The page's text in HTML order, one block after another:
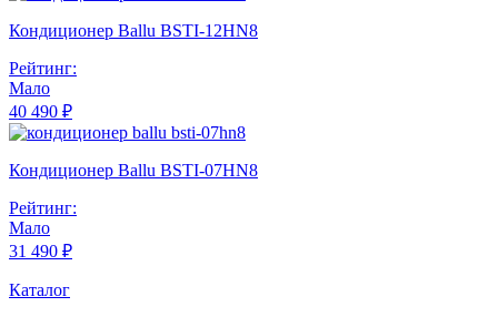
Кондиционер Ballu BSTI-12HN8
Рейтинг:
Мало
40 490 ₽
Кондиционер Ballu BSTI-07HN8
Рейтинг:
Мало
31 490 ₽
Каталог